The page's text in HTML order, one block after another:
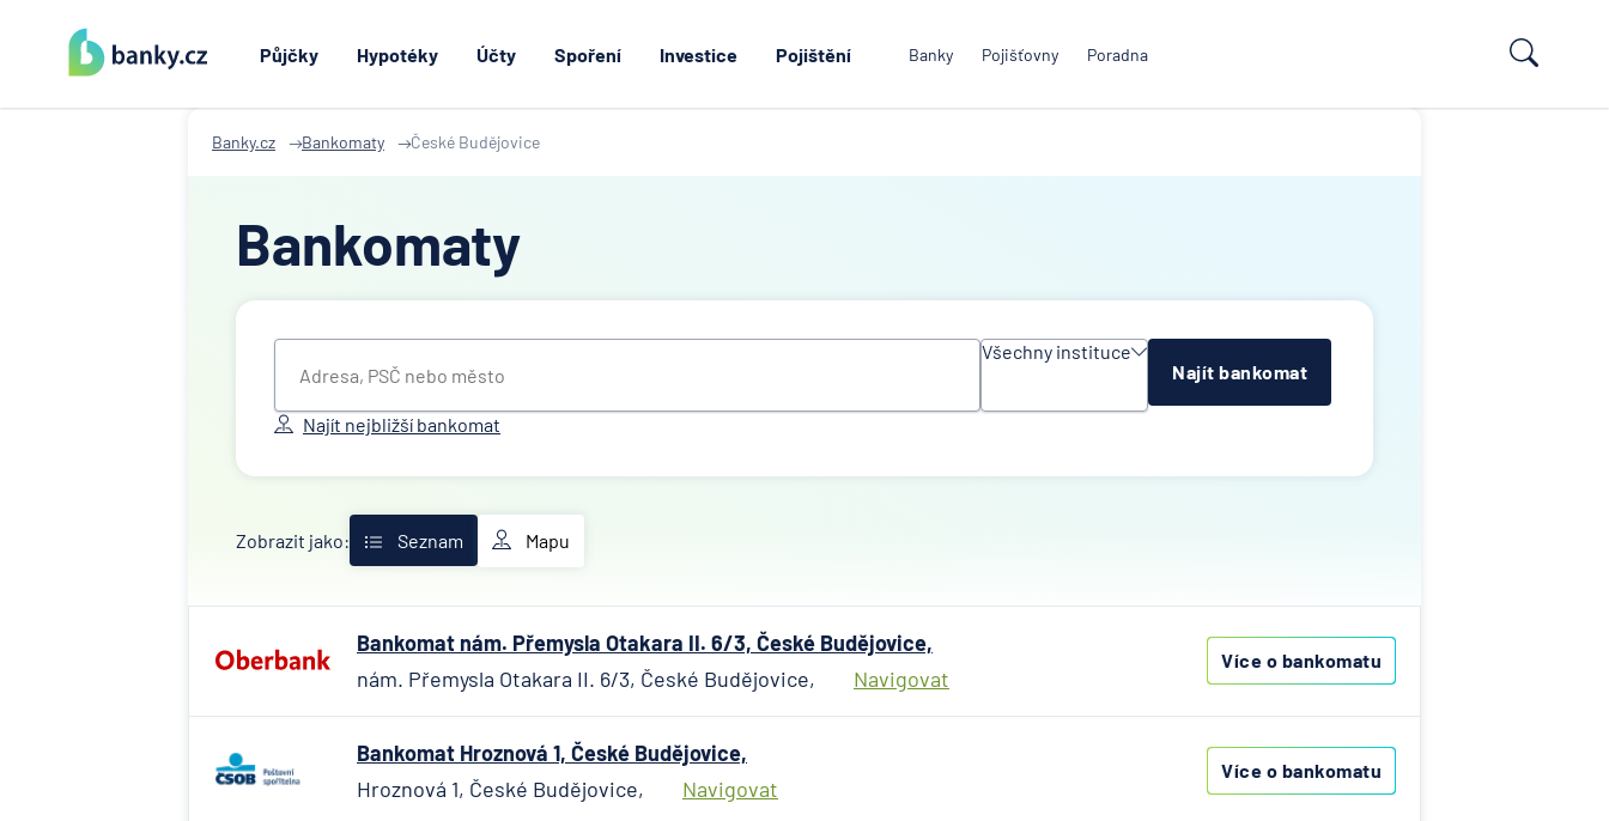
Půjčky Hypotéky Účty Spoření Investice Pojištění Banky Pojišťovny Poradna
Banky.cz Bankomaty České Budějovice
Bankomaty
Všechny instituce
instituce
Česká
spořitelna
Najít bankomat
Najít nejbližší bankomat
Zobrazit jako: Seznam Mapu
Bankomat nám. Přemysla Otakara II. 6/3, České Budějovice,
nám. Přemysla Otakara II. 6/3, České Budějovice,
Navigovat
Více o bankomatu
Bankomat Hroznová 1, České Budějovice,
Hroznová 1, České Budějovice,
Navigovat
Více o bankomatu